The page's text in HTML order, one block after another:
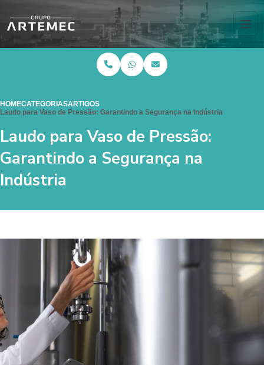
HOMECATEGORIASARTIGOS
Laudo para Vaso de Pressão: Garantindo a Segurança na Indústria
Laudo para Vaso de Pressão:
Garantindo a Segurança na
Indústria